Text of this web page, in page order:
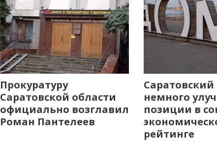
Прокуратуру
Саратовской области
официально возглавил
Роман Пантелеев
Саратовский
немного
позиции в
рейтинге